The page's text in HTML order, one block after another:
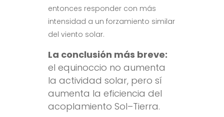
entonces responder con más
intensidad a un forzamiento similar
del viento solar.
La conclusión más breve:
el equinoccio no aumenta
la actividad solar, pero sí
aumenta la eficiencia del
acoplamiento Sol–Tierra.